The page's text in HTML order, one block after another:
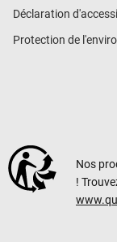
Déclaration
Protection de
Nos
!